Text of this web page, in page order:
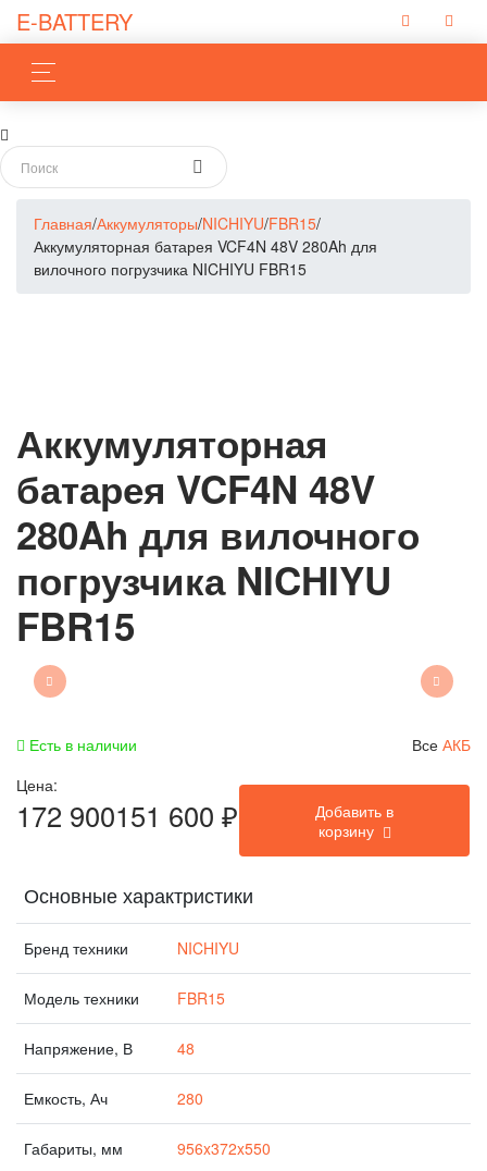
E-BATTERY
Главная/Аккумуляторы/NICHIYU/FBR15/
Аккумуляторная батарея VCF4N 48V 280Ah для
вилочного погрузчика NICHIYU FBR15
Аккумуляторная
батарея VCF4N 48V
280Ah для вилочного
погрузчика NICHIYU
FBR15
Есть в наличии Все АКБ
Цена:
172 900151 600 ₽
Добавить в
корзину
Основные характристики
Бренд техники NICHIYU
Модель техники FBR15
Напряжение, В 48
Емкость, Ач 280
Габариты, мм 956x372x550